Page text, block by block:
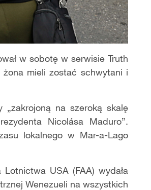
w sobotę w serwisie Truth
mieli zostać schwytani i
„zakrojoną na szeroką skalę
Nicolása Maduro”.
lokalnego w Mar-a-Lago
USA (FAA) wydała
Wenezueli na wszystkich